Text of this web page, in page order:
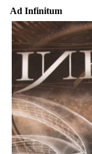
Ad Infinitum